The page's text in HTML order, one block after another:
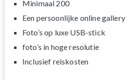
Minimaal 200
Een persoonlijke online gallery
Foto’s op luxe USB-stick
foto’s in hoge resolutie
Inclusief reiskosten